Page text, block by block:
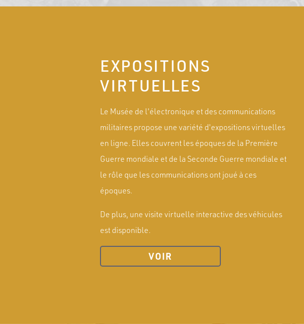
EXPOSITIONS
VIRTUELLES
Le Musée de l'électronique et des communications
militaires propose une variété d'expositions virtuelles
en ligne. Elles couvrent les époques de la Première
Guerre mondiale et de la Seconde Guerre mondiale et
le rôle que les communications ont joué à ces
époques.
De plus, une visite virtuelle interactive des véhicules
est disponible.
VOIR